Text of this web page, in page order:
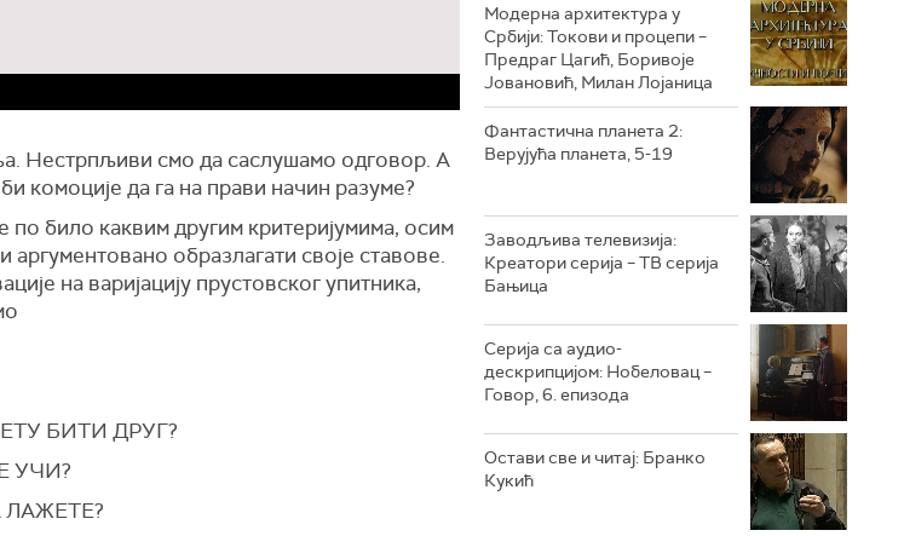
Нестрпљиви смо да саслушамо одговор. А
комоције да га на прави начин разуме?
било каквим другим критеријумима, осим
образлагати своје ставове.
на варијацију прустовског упитника,
БИТИ ДРУГ?
УЧИ?
РТС ЖИВОТ
РТС КЛАСИКА
РТС МУЗИКА
РТС ПОЛЕТАРАЦ
Модерна архитектура у
Србији: Токови и процепи –
Предраг Цагић, Боривоје
Јовановић, Милан Лојаница
Фантастична планета 2:
Верујућа планета, 5-19
Заводљива телевизија:
Креатори серија – ТВ серија
Бањица
Серија са аудио-
дескрипцијом: Нобеловац –
Говор, 6. епизода
Остави све и читај: Бранко
Кукић